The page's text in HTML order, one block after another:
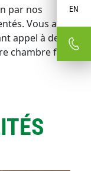
EN
par nos
Vous aussi,
appel à des
chambre forte